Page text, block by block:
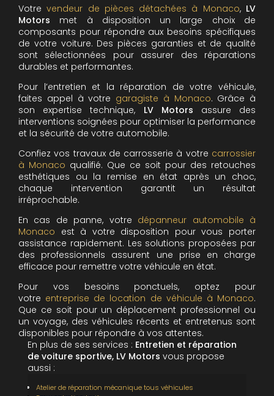
Votrevendeur de pièces détachées à Monaco, LV
Motors met à disposition un large choix de
composants pour répondre aux besoins spécifiques
de votre voiture. Des pièces garanties et de qualité
sont sélectionnées pour assurer des réparations
durables et performantes.
Pour l’entretien et la réparation de votre véhicule,
faites appel à votre garagiste à Monaco. Grâce à
son expertise technique, LV Motors assure des
interventions soignées pour optimiser la performance
et la sécurité de votre automobile.
Confiez vos travaux de carrosserie à votre carrossier
à Monaco qualifié. Que ce soit pour des retouches
esthétiques ou la remise en état après un choc,
chaque intervention garantit un résultat
irréprochable.
En cas de panne, votre dépanneur automobile à
Monaco est à votre disposition pour vous porter
assistance rapidement. Les solutions proposées par
des professionnels assurent une prise en charge
efficace pour remettre votre véhicule en état.
Pour vos besoins ponctuels, optez pour
votre entreprise de location de véhicule à Monaco.
Que ce soit pour un déplacement professionnel ou
un voyage, des véhicules récents et entretenus sont
disponibles pour répondre à vos attentes.
En plus de ses services : Entretien et réparation
de voiture sportive, LV Motors vous propose
aussi :
Atelier de réparation mécanique tous véhicules